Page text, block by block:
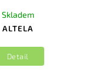
ALTELA
Skladem
Detail